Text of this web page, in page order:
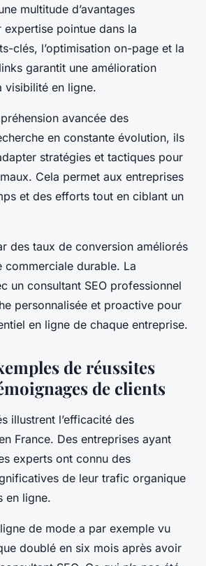
multitude d’avantages
expertise pointue dans la
clés, l’optimisation on-page et la
garantit une amélioration
visibilité en ligne.
avancée des
en constante évolution, ils
stratégies et tactiques pour
Cela permet aux entreprises
et des efforts tout en ciblant un
des taux de conversion améliorés
commerciale durable. La
un consultant SEO professionnel
personnalisée et proactive pour
en ligne de chaque entreprise.
de réussites
de clients
illustrent l’efficacité des
France. Des entreprises ayant
experts ont connu des
de leur trafic organique
en ligne.
de mode a par exemple vu
doublé en six mois après avoir